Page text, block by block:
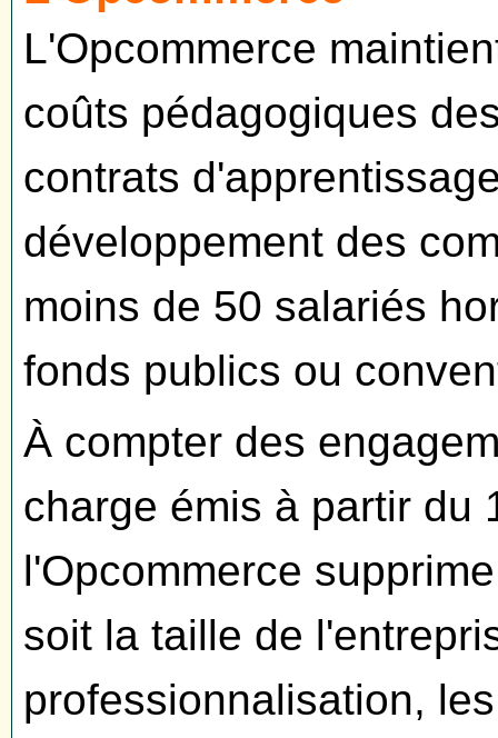
L'Opcommerce
coûts pédagogiques
contrats
développement des
moins de 50 salariés
fonds publics ou
À compter des
charge émis à partir du
l'Opcommerce
soit la taille de
professionnalisation,